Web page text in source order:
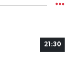
21:30